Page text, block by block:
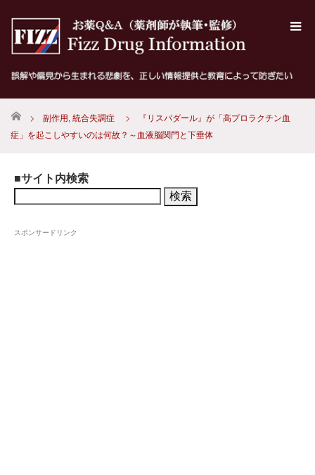
ホーム 副作用 , 統合失調症
『リスパダール』が「高プロラクチン血
症」を起こしやすいのは何故？～血液脳関門と下垂体
■サイト内検索
スポンサードリンク